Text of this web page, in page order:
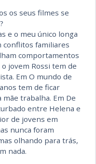
os seus filmes se
e o meu único longa
conflitos familiares
comportamentos
jovem Rossi tem de
Em O mundo de
tem de ficar
trabalha. Em De
entre Helena e
de jovens em
nunca foram
olhando para trás,
nada.